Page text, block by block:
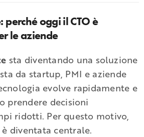
perché oggi il CTO è
le aziende
sta diventando una soluzione
da startup, PMI e aziende
evolve rapidamente e
prendere decisioni
ridotti. Per questo motivo,
è diventata centrale.